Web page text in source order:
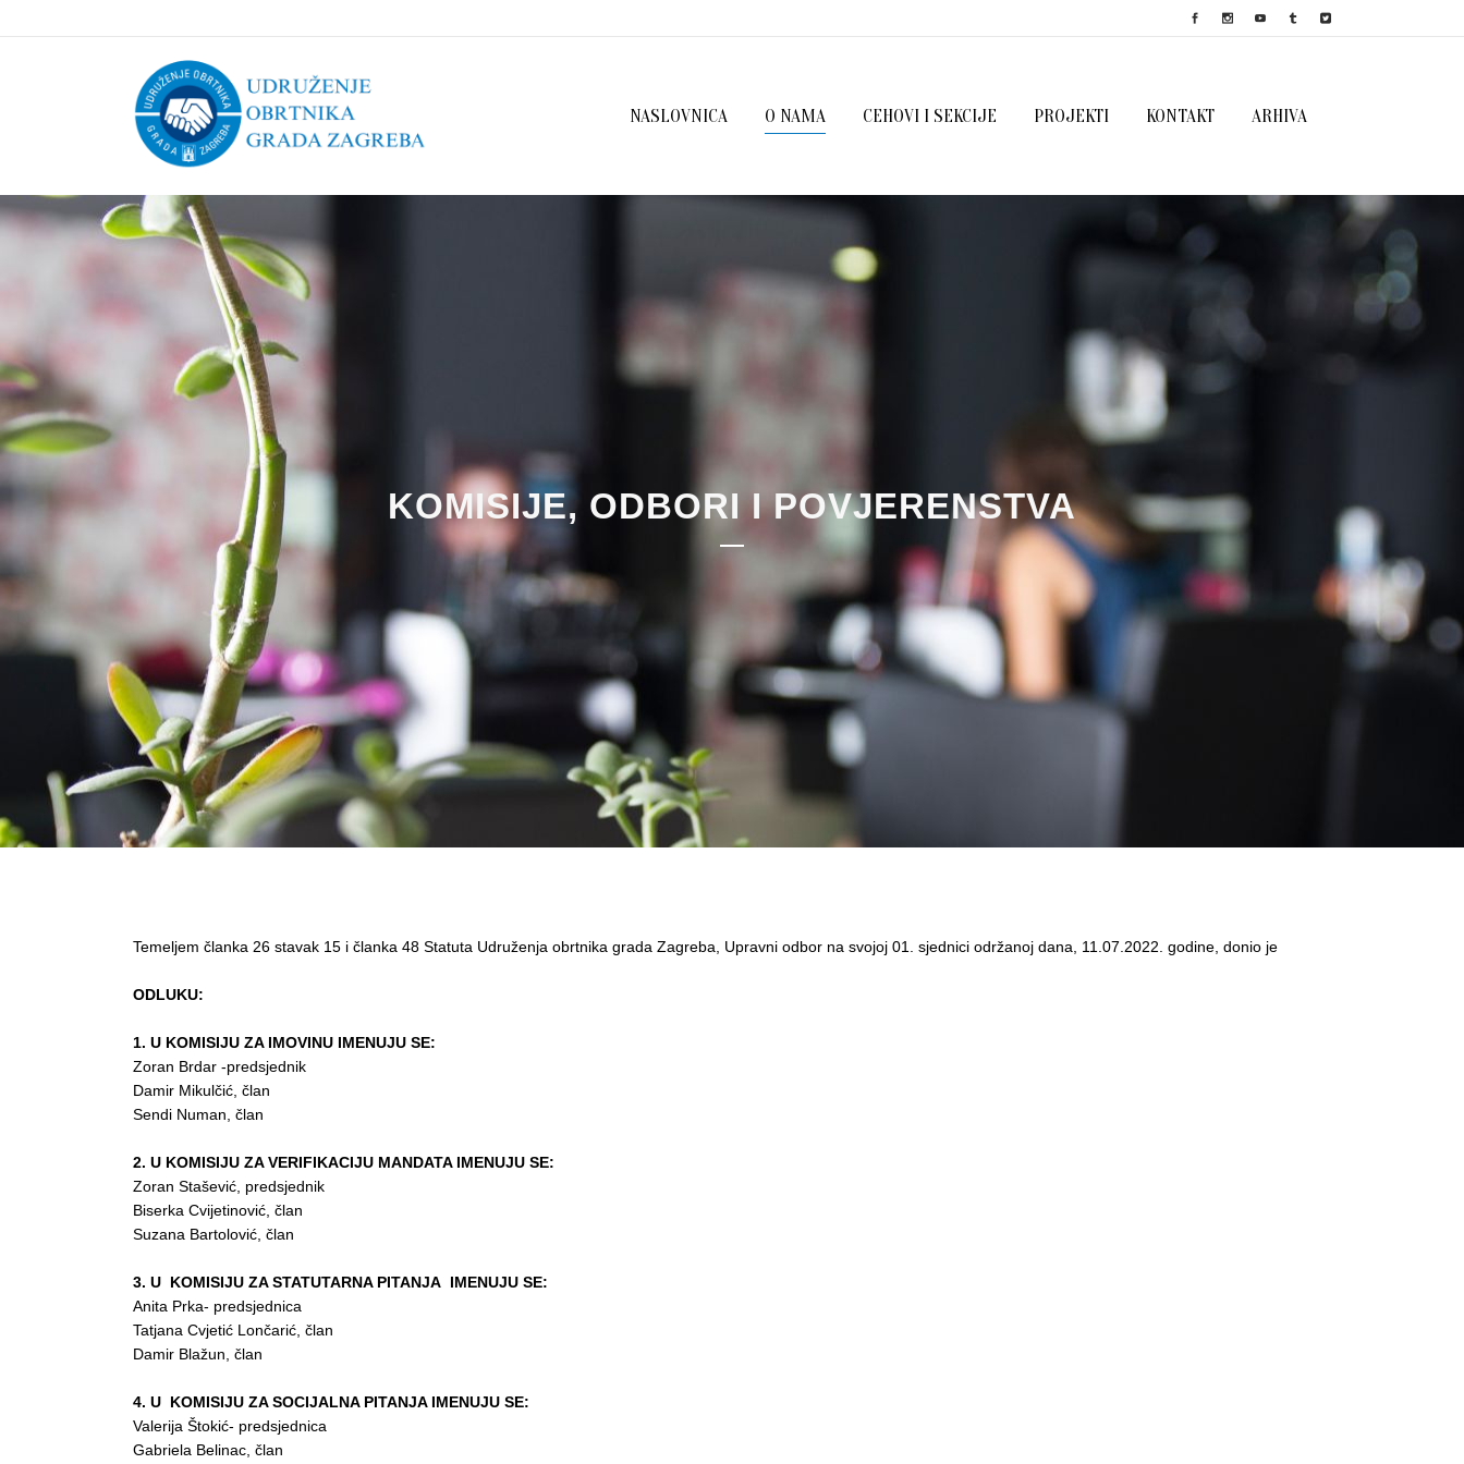
NASLOVNICA O NAMA CEHOVI I SEKCIJE PROJEKTI KONTAKT ARHIVA
KOMISIJE, ODBORI I POVJERENSTVA
Temeljem članka 26 stavak 15 i članka 48 Statuta Udruženja obrtnika grada Zagreba, Upravni odbor na svojoj 01. sjednici održanoj dana, 11.07.2022. godine, donio je
ODLUKU:
1. U KOMISIJU ZA IMOVINU IMENUJU SE:
Zoran Brdar -predsjednik
Damir Mikulčić, član
Sendi Numan, član
2. U KOMISIJU ZA VERIFIKACIJU MANDATA IMENUJU SE:
Zoran Stašević, predsjednik
Biserka Cvijetinović, član
Suzana Bartolović, član
3. U KOMISIJU ZA STATUTARNA PITANJA IMENUJU SE:
Anita Prka- predsjednica
Tatjana Cvjetić Lončarić, član
Damir Blažun, član
4. U KOMISIJU ZA SOCIJALNA PITANJA IMENUJU SE:
Valerija Štokić- predsjednica
Gabriela Belinac, član